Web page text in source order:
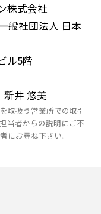
株式会社
般社団法人 日本
ル5階
新井 悠美
取扱う営業所での取引
当者からの説明にご不
にお尋ね下さい。